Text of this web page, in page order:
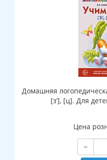
Домашняя
[з’], [ц]. Для
Цена
−